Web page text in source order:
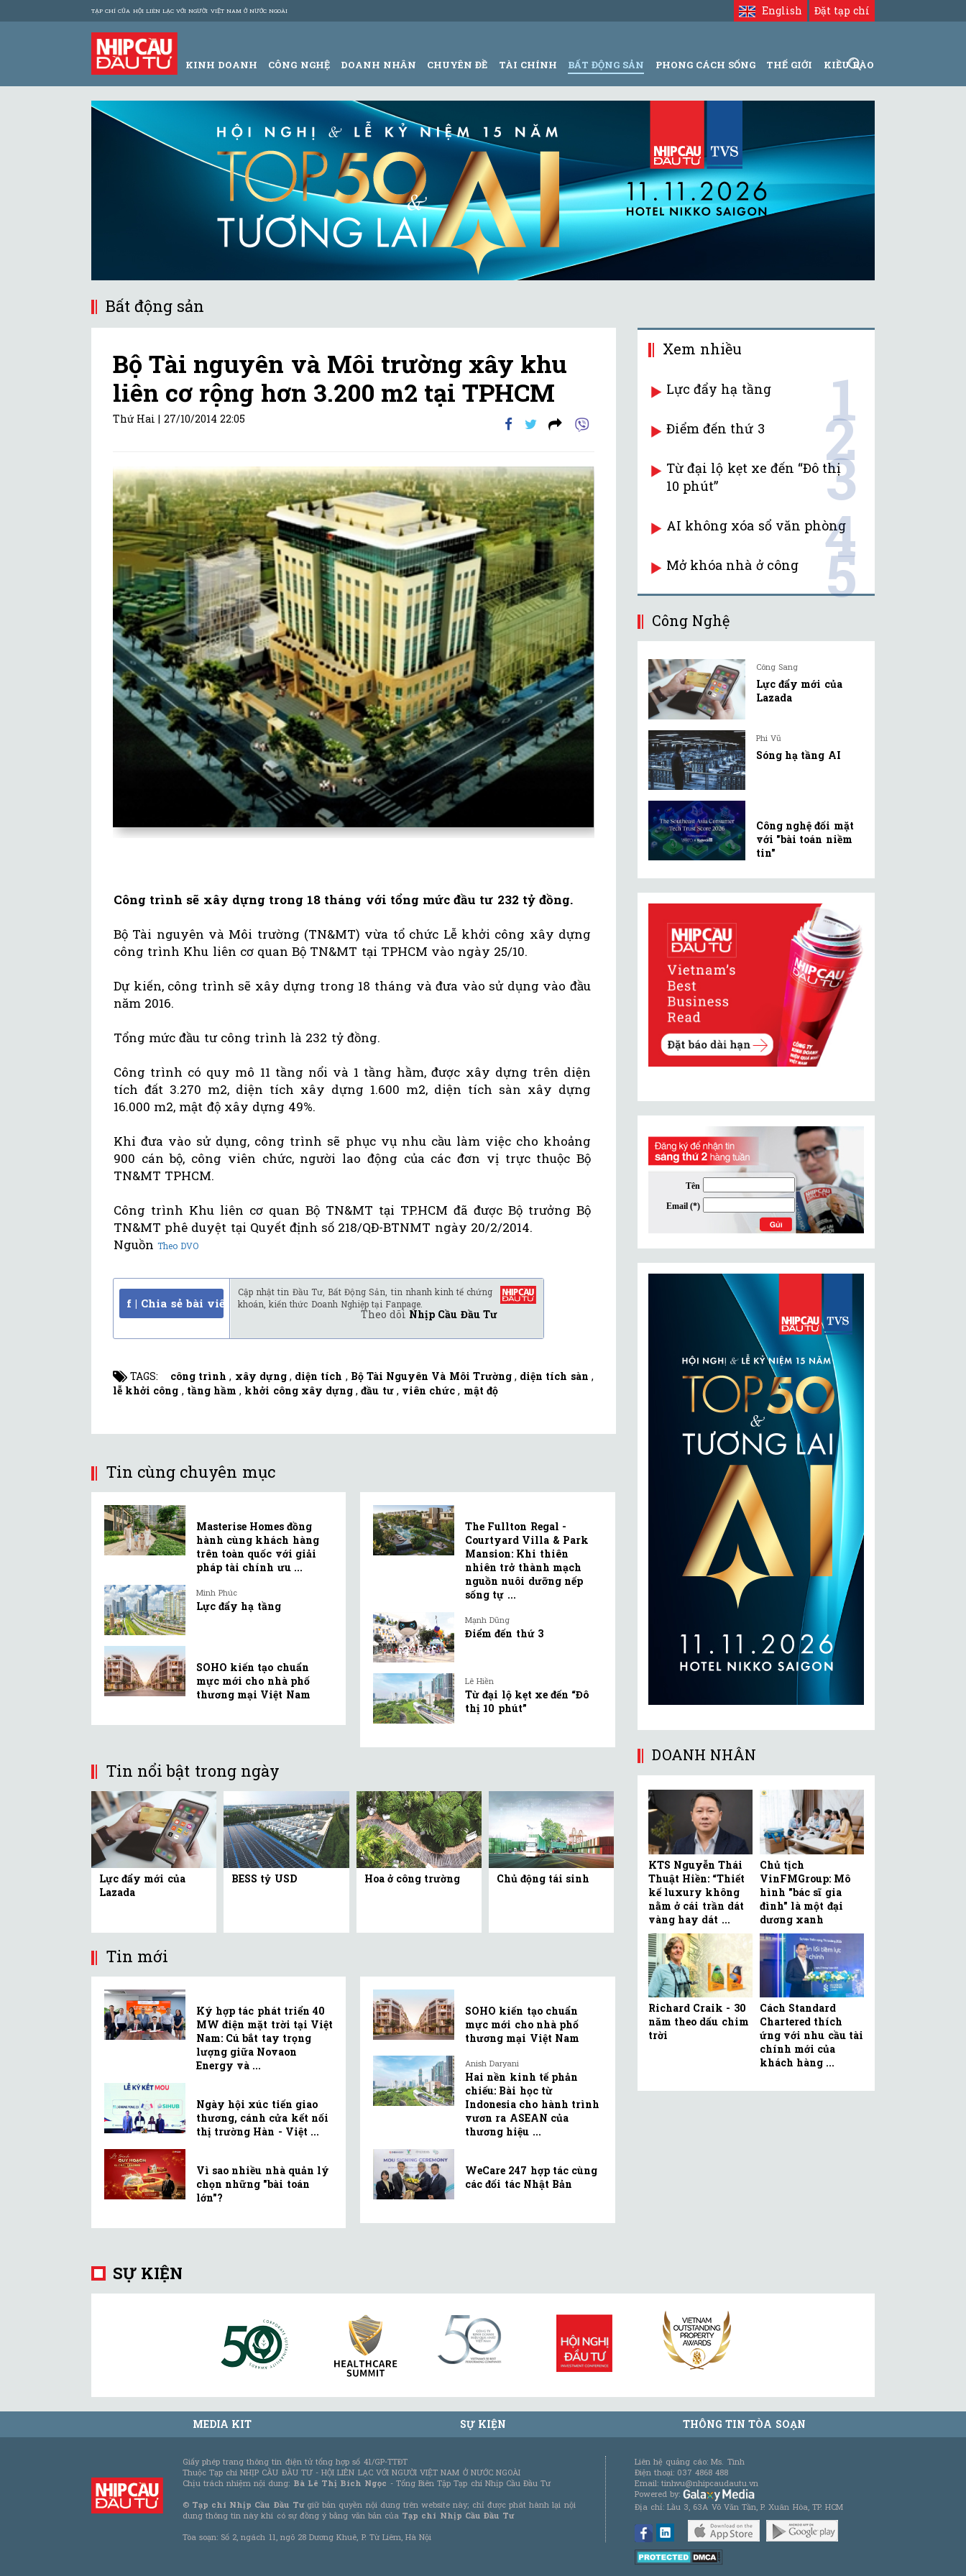
TẠP CHÍ CỦA HỘI LIÊN LẠC VỚI NGƯỜI VIỆT NAM Ở NƯỚC NGOÀI Đặt tạp chí
English
KINH DOANH CÔNG NGHỆ DOANH NHÂN CHUYÊN ĐỀ TÀI CHÍNH BẤT ĐỘNG SẢN PHONG CÁCH SỐNG THẾ GIỚI KIỀU BÀO
Bất động sản
Bộ Tài nguyên và Môi trường xây khu
liên cơ rộng hơn 3.200 m2 tại TPHCM
Thứ Hai | 27/10/2014 22:05
Công trình sẽ xây dựng trong 18 tháng với tổng mức đầu tư 232 tỷ đồng.
Bộ Tài nguyên và Môi trường (TN&MT) vừa tổ chức Lễ khởi công xây dựng
công trình Khu liên cơ quan Bộ TN&MT tại TPHCM vào ngày 25/10.
Dự kiến, công trình sẽ xây dựng trong 18 tháng và đưa vào sử dụng vào đầu
năm 2016.
Tổng mức đầu tư công trình là 232 tỷ đồng.
Công trình có quy mô 11 tầng nổi và 1 tầng hầm, được xây dựng trên diện
tích đất 3.270 m2, diện tích xây dựng 1.600 m2, diện tích sàn xây dựng
16.000 m2, mật độ xây dựng 49%.
Khi đưa vào sử dụng, công trình sẽ phục vụ nhu cầu làm việc cho khoảng
900 cán bộ, công viên chức, người lao động của các đơn vị trực thuộc Bộ
TN&MT TPHCM.
Công trình Khu liên cơ quan Bộ TN&MT tại TP.HCM đã được Bộ trưởng Bộ
TN&MT phê duyệt tại Quyết định số 218/QĐ-BTNMT ngày 20/2/2014.
NguồnTheo DVO
f | Chia sẻ bài viết
Cập nhật tin Đầu Tư, Bất Động Sản, tin nhanh kinh tế chứng
khoán, kiến thức Doanh Nghiệp tại Fanpage.
Theo dõi Nhịp Cầu Đầu Tư
TAGS: công trình , xây dựng, diện tích , Bộ Tài Nguyên Và Môi Trường, diện tích sàn ,
lễ khởi công , tầng hầm ,khởi công xây dựng ,đầu tư, viên chức , mật độ
Tin cùng chuyên mục
Masterise Homes đồng
hành cùng khách hàng
trên toàn quốc với giải
pháp tài chính ưu ...
Minh Phúc
Lực đẩy hạ tầng
SOHO kiến tạo chuẩn
mực mới cho nhà phố
thương mại Việt Nam
The Fullton Regal -
Courtyard Villa & Park
Mansion: Khi thiên
nhiên trở thành mạch
nguồn nuôi dưỡng nếp
sống tự ...
Mạnh Dũng
Điểm đến thứ 3
Lê Hiền
Từ đại lộ kẹt xe đến “Đô
thị 10 phút”
Tin nổi bật trong ngày
Lực đẩy mới của
Lazada
BESS tỷ USD Hoa ở công trường Chủ động tái sinh
Tin mới
Ký hợp tác phát triển 40
MW điện mặt trời tại Việt
Nam: Cú bắt tay trọng
lượng giữa Novaon
Energy và ...
Ngày hội xúc tiến giao
thương, cánh cửa kết nối
thị trường Hàn - Việt ...
Vì sao nhiều nhà quản lý
chọn những "bài toán
lớn"?
SOHO kiến tạo chuẩn
mực mới cho nhà phố
thương mại Việt Nam
Anish Daryani
Hai nền kinh tế phản
chiếu: Bài học từ
Indonesia cho hành trình
vươn ra ASEAN của
thương hiệu ...
WeCare 247 hợp tác cùng
các đối tác Nhật Bản
Xem nhiều
Lực đẩy hạ tầng 1
Điểm đến thứ 3 2
Từ đại lộ kẹt xe đến “Đô thị
10 phút”
3
AI không xóa sổ văn phòng
4
Mở khóa nhà ở công 5
Công Nghệ
Công Sang
Lực đẩy mới của
Lazada
Phi Vũ
Sóng hạ tầng AI
Công nghệ đối mặt
với "bài toán niềm
tin"
DOANH NHÂN
KTS Nguyễn Thái
Thuật Hiền: “Thiết
kế luxury không
nằm ở cái trần dát
vàng hay dát ...
Chủ tịch
VinFMGroup: Mô
hình "bác sĩ gia
đình" là một đại
dương xanh
Richard Craik - 30
năm theo dấu chim
trời
Cách Standard
Chartered thích
ứng với nhu cầu tài
chính mới của
khách hàng ...
SỰ KIỆN
MEDIA KIT SỰ KIỆN THÔNG TIN TÒA SOẠN
Giấy phép trang thông tin điện tử tổng hợp số 41/GP-TTĐT
Thuộc Tạp chí NHỊP CẦU ĐẦU TƯ - HỘI LIÊN LẠC VỚI NGƯỜI VIỆT NAM Ở NƯỚC NGOÀI
Chịu trách nhiệm nội dung: Bà Lê Thị Bích Ngọc - Tổng Biên Tập Tạp chí Nhịp Cầu Đầu Tư
© Tạp chí Nhịp Cầu Đầu Tưgiữ bản quyền nội dung trên website này; chỉ được phát hành lại nội
dung thông tin này khi có sự đồng ý bằng văn bản của Tạp chí Nhịp Cầu Đầu Tư
Tòa soạn: Số 2, ngách 11, ngõ 28 Dương Khuê, P. Từ Liêm, Hà Nội
Liên hệ quảng cáo: Ms. Tình
Điện thoại: 037 4868 488
Email: tinhvu@nhipcaudautu.vn
Powered by:
Địa chỉ: Lầu 3, 63A Võ Văn Tần, P. Xuân Hòa, TP. HCM